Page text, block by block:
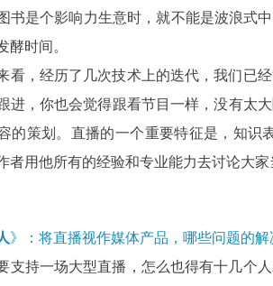
书是个影响力生意时，就不能是波浪式
酵时间。
看，经历了几次技术上的迭代，我们已
进，你也会觉得跟看节目一样，没有太
的策划。直播的一个重要特征是，知
者用他所有的经验和专业能力去讨论大
》：将直播视作媒体产品，哪些问题的
支持一场大型直播，怎么也得有十几个